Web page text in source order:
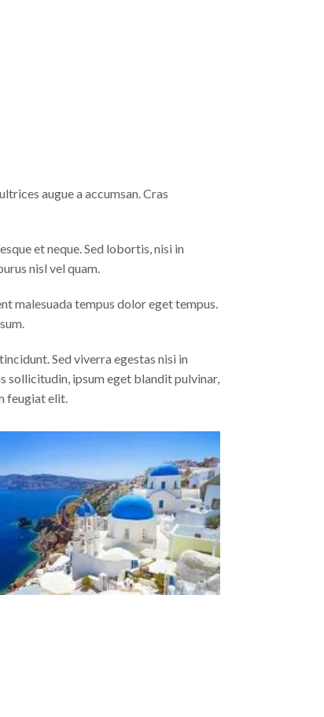
augue a accumsan. Cras
et neque. Sed lobortis, nisi in
nisl vel quam.
malesuada tempus dolor eget tempus.
Sed viverra egestas nisi in
sollicitudin, ipsum eget blandit pulvinar,
feugiat elit.